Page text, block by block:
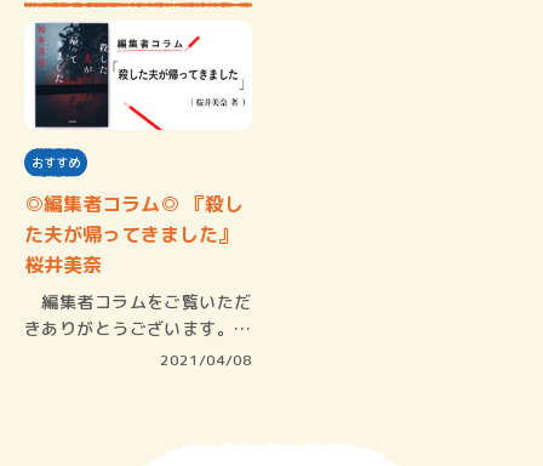
おすすめ
◎編集者コラム◎ 『殺し
た夫が帰ってきました』
桜井美奈
編集者コラムをご覧いただ
きありがとうございます。小
2021/04/08